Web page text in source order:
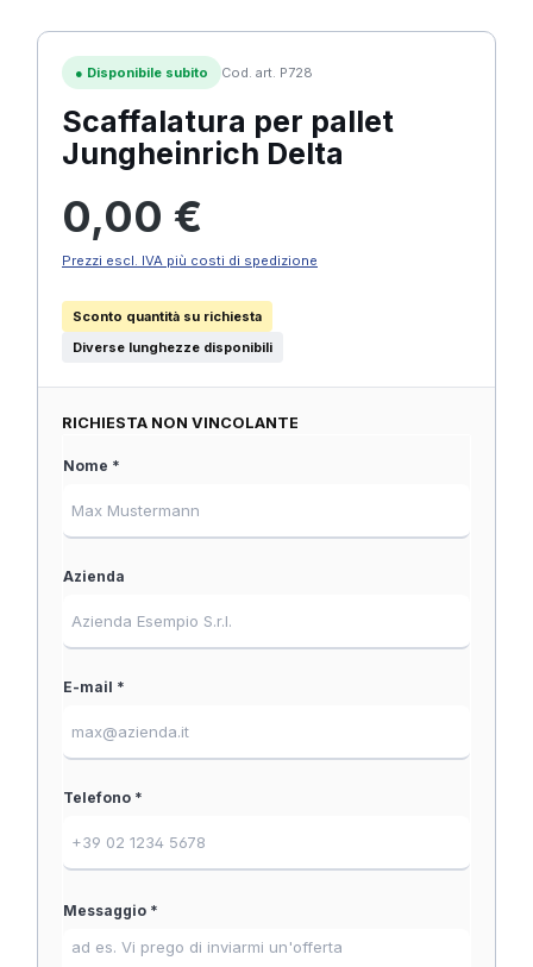
● Disponibile subito Cod. art. P728
Scaffalatura per pallet
Jungheinrich Delta
0,00 €
Prezzi escl. IVA più costi di spedizione
Sconto quantità su richiesta
Diverse lunghezze disponibili
RICHIESTA NON VINCOLANTE
Nome *
Azienda
E-mail *
Telefono *
Messaggio *